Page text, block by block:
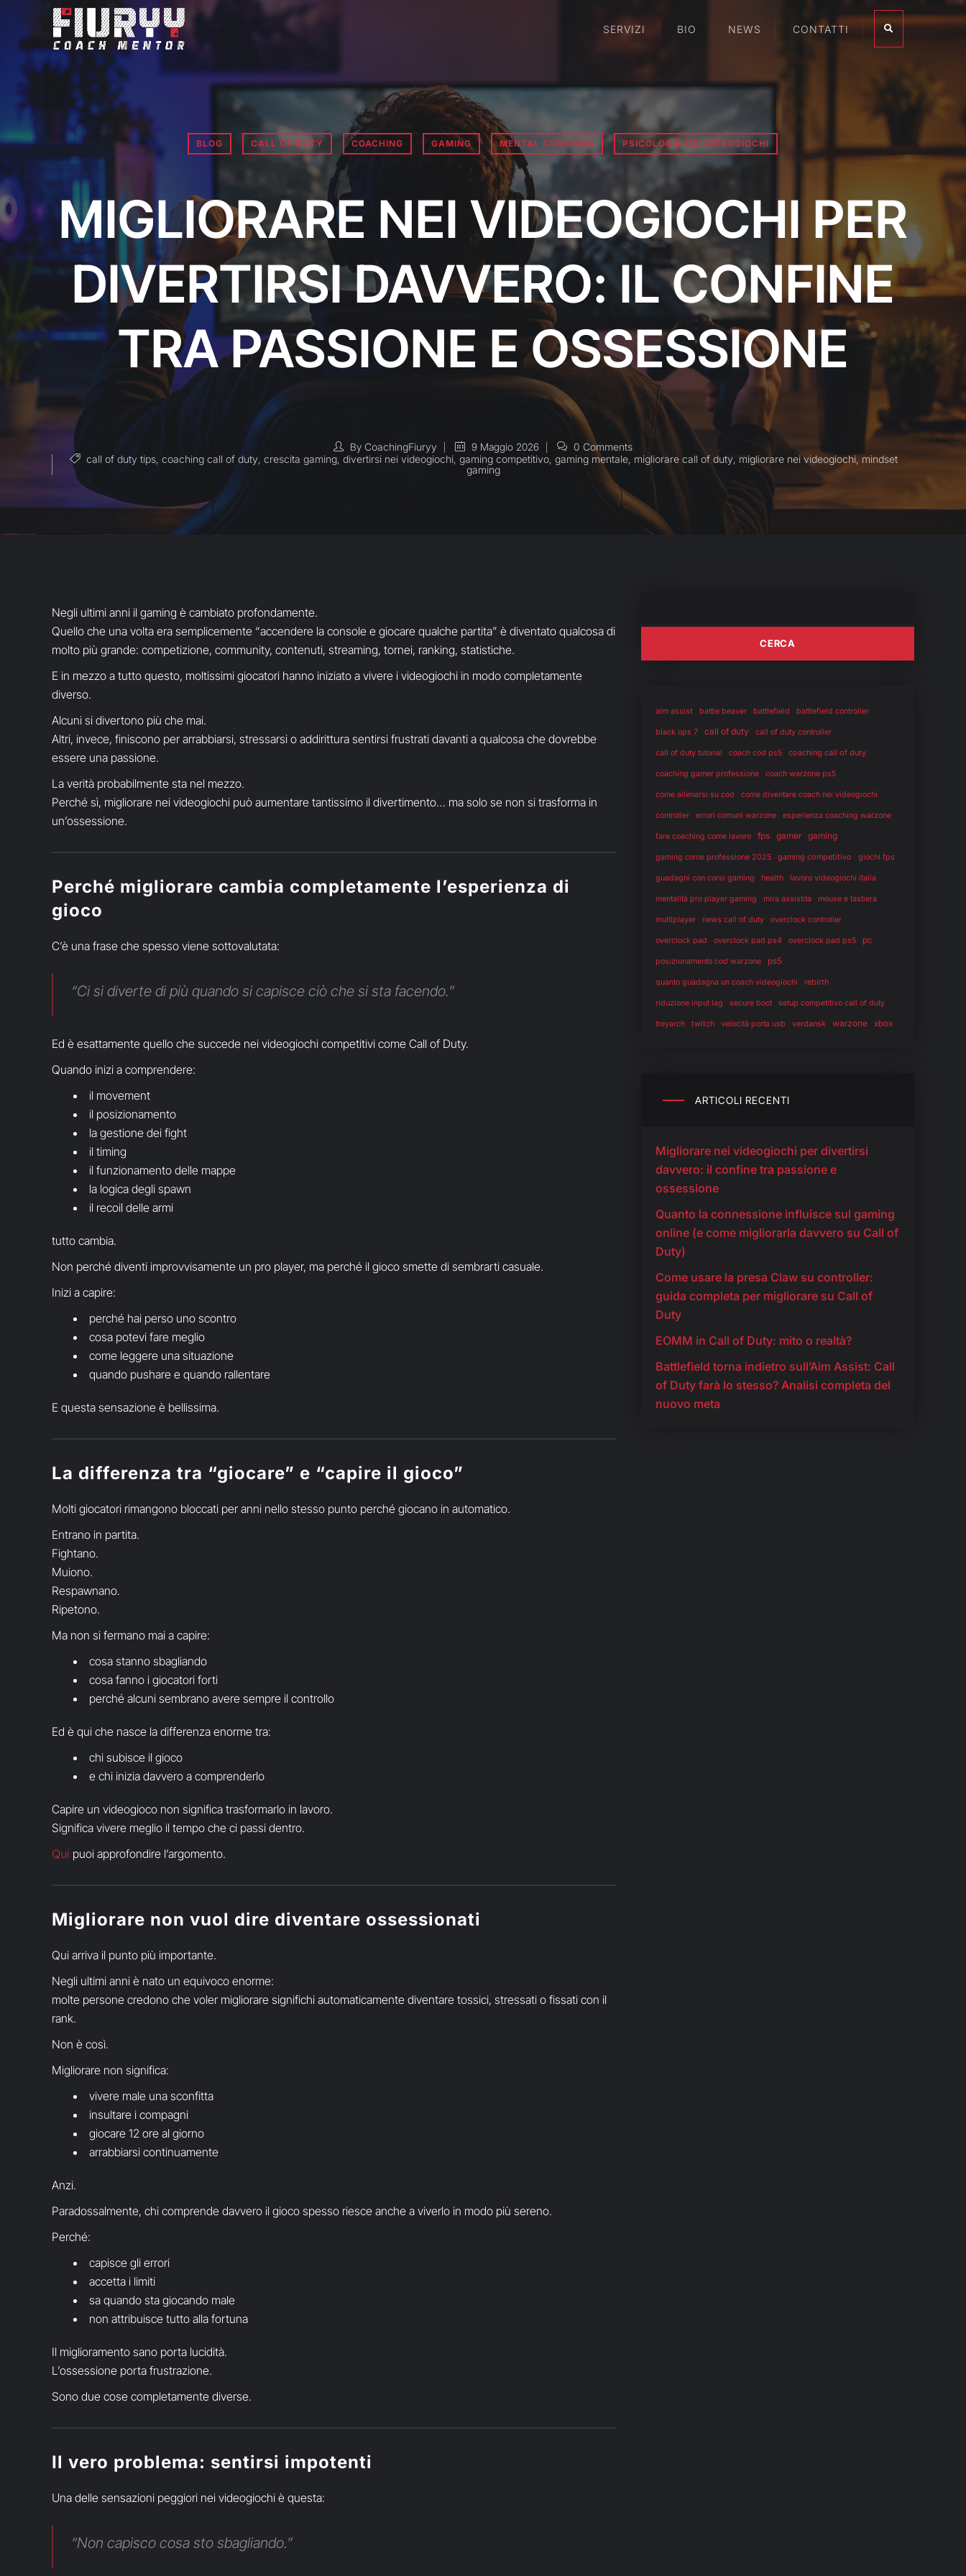
SERVIZI BIO NEWS CONTATTI
BLOG CALL OF DUTY COACHING GAMING MENTAL COACHING PSICOLOGIA DEI VIDEOGIOCHI
MIGLIORARE NEI VIDEOGIOCHI PER
DIVERTIRSI DAVVERO: IL CONFINE
TRA PASSIONE E OSSESSIONE
By CoachingFiuryy 9 Maggio 2026
0 Comments
call of duty tips, coaching call of duty, crescita gaming, divertirsi nei videogiochi, gaming competitivo, gaming mentale, migliorare call of duty, migliorare nei videogiochi,mindset
gaming
Negli ultimi anni il gaming è cambiato profondamente.
Quello che una volta era semplicemente “accendere la console e giocare qualche partita” è diventato qualcosa di
molto più grande: competizione, community, contenuti, streaming, tornei, ranking, statistiche.
E in mezzo a tutto questo, moltissimi giocatori hanno iniziato a vivere i videogiochi in modo completamente
diverso.
Alcuni si divertono più che mai.
Altri, invece, finiscono per arrabbiarsi, stressarsi o addirittura sentirsi frustrati davanti a qualcosa che dovrebbe
essere una passione.
La verità probabilmente sta nel mezzo.
Perché sì, migliorare nei videogiochi può aumentare tantissimo il divertimento… ma solo se non si trasforma in
un’ossessione.
Perché migliorare cambia completamente l’esperienza di
gioco
C’è una frase che spesso viene sottovalutata:
“Ci si diverte di più quando si capisce ciò che si sta facendo.”
Ed è esattamente quello che succede nei videogiochi competitivi come Call of Duty.
Quando inizi a comprendere:
il movement
il posizionamento
la gestione dei fight
il timing
il funzionamento delle mappe
la logica degli spawn
il recoil delle armi
tutto cambia.
Non perché diventi improvvisamente un pro player, ma perché il gioco smette di sembrarti casuale.
Inizi a capire:
perché hai perso uno scontro
cosa potevi fare meglio
come leggere una situazione
quando pushare e quando rallentare
E questa sensazione è bellissima.
La differenza tra “giocare” e “capire il gioco”
Molti giocatori rimangono bloccati per anni nello stesso punto perché giocano in automatico.
Entrano in partita.
Fightano.
Muiono.
Respawnano.
Ripetono.
Ma non si fermano mai a capire:
cosa stanno sbagliando
cosa fanno i giocatori forti
perché alcuni sembrano avere sempre il controllo
Ed è qui che nasce la differenza enorme tra:
chi subisce il gioco
e chi inizia davvero a comprenderlo
Capire un videogioco non significa trasformarlo in lavoro.
Significa vivere meglio il tempo che ci passi dentro.
Qui puoi approfondire l’argomento.
Migliorare non vuol dire diventare ossessionati
Qui arriva il punto più importante.
Negli ultimi anni è nato un equivoco enorme:
molte persone credono che voler migliorare significhi automaticamente diventare tossici, stressati o fissati con il
rank.
Non è così.
Migliorare non significa:
vivere male una sconfitta
insultare i compagni
giocare 12 ore al giorno
arrabbiarsi continuamente
Anzi.
Paradossalmente, chi comprende davvero il gioco spesso riesce anche a viverlo in modo più sereno.
Perché:
capisce gli errori
accetta i limiti
sa quando sta giocando male
non attribuisce tutto alla fortuna
Il miglioramento sano porta lucidità.
L’ossessione porta frustrazione.
Sono due cose completamente diverse.
Il vero problema: sentirsi impotenti
Una delle sensazioni peggiori nei videogiochi è questa:
“Non capisco cosa sto sbagliando.”
aim assist battle beaver battlefield battlefield controller
black ops 7 call of duty call of duty controller
call of duty tutorial coach cod ps5 coaching call of duty
coaching gamer professione coach warzone ps5
come allenarsi su cod come diventare coach nei videogiochi
controller errori comuni warzone esperienza coaching warzone
fare coaching come lavoro fps gamer gaming
gaming come professione 2025 gaming competitivo giochi fps
guadagni con corsi gaming health lavoro videogiochi italia
mentalità pro player gaming mira assistita mouse e tastiera
multiplayer news call of duty overclock controller
overclock pad overclock pad ps4 overclock pad ps5 pc
posizionamento cod warzone ps5
quanto guadagna un coach videogiochi rebirth
riduzione input lag secure boot setup competitivo call of duty
treyarch twitch velocità porta usb verdansk warzone xbox
ARTICOLI RECENTI
Migliorare nei videogiochi per divertirsi
davvero: il confine tra passione e
ossessione
Quanto la connessione influisce sul gaming
online (e come migliorarla davvero su Call of
Duty)
Come usare la presa Claw su controller:
guida completa per migliorare su Call of
Duty
EOMM in Call of Duty: mito o realtà?
Battlefield torna indietro sull’Aim Assist: Call
of Duty farà lo stesso? Analisi completa del
nuovo meta